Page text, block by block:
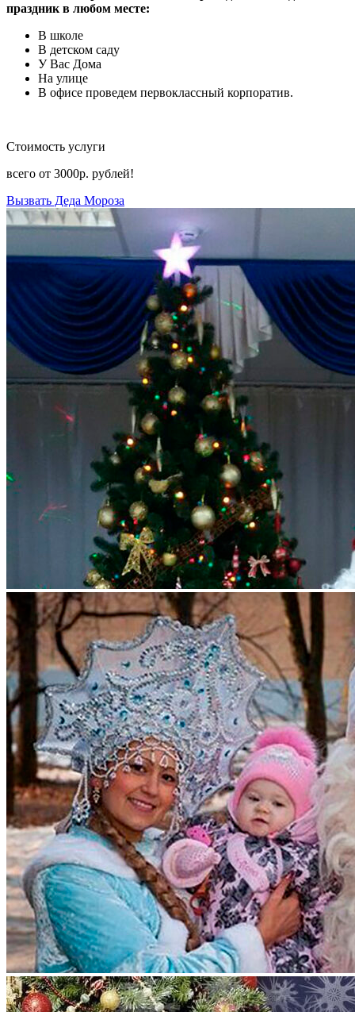
праздник в любом месте:
В школе
В детском саду
У Вас Дома
На улице
В офисе проведем первоклассный корпоратив.
Стоимость услуги
всего от 3000р. рублей!
Вызвать Деда Мороза